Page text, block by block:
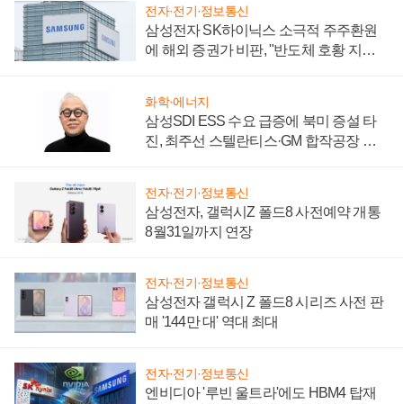
전자·전기·정보통신
삼성전자 SK하이닉스 소극적 주주환원
에 해외 증권가 비판, "반도체 호황 지속
화학·에너지
삼성SDI ESS 수요 급증에 북미 증설 타
진, 최주선 스텔란티스·GM 합작공장 건
전자·전기·정보통신
삼성전자, 갤럭시Z 폴드8 사전예약 개통
8월31일까지 연장
전자·전기·정보통신
삼성전자 갤럭시 Z 폴드8 시리즈 사전 판
매 '144만 대' 역대 최대
전자·전기·정보통신
엔비디아 '루빈 울트라'에도 HBM4 탑재